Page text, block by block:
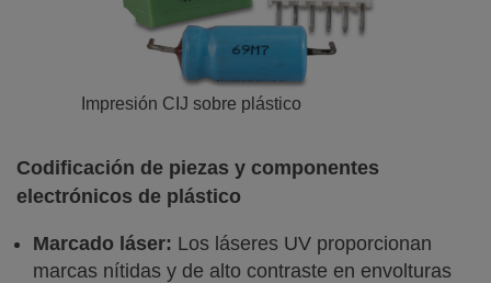
Impresión CIJ sobre plástico
Codificación de piezas y componentes
electrónicos de plástico
Marcado láser: Los láseres UV proporcionan
marcas nítidas y de alto contraste en envolturas